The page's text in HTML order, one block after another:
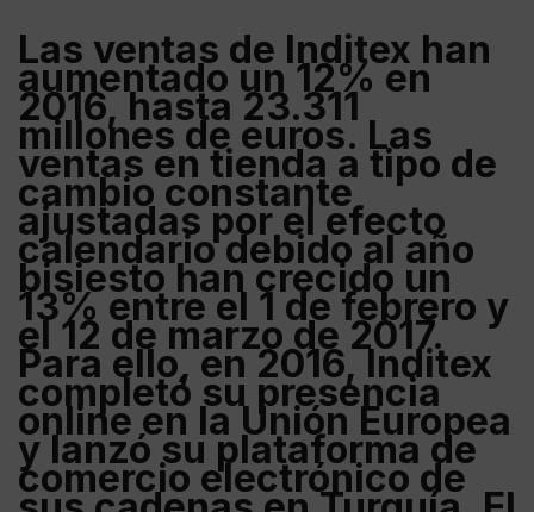
Las ventas de Inditex han
aumentado un 12% en
2016, hasta 23.311
millones de euros. Las
ventasen tienda a tipo de
cambio constante
ajustadas por el efecto
calendario debido al año
bisiestohan crecido un
13% entre el 1 de febrero y
el 12 de marzo de 2017.
Para ello, en 2016,Inditex
completó su presencia
online en laUnión Europea
y lanzó su plataforma de
comercio electrónico de